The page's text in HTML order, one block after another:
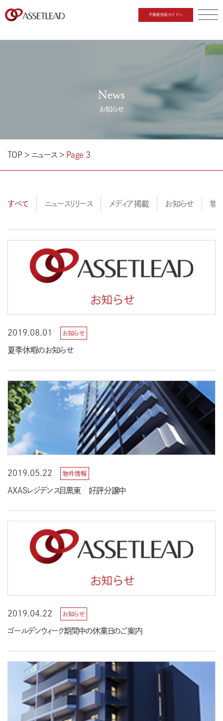
不動産投資ガイドへ
News
お知らせ
TOP＞ ニュース ＞ Page 3
すべて ニュースリリース メディア掲載 お知らせ 物
2019.08.01 お知らせ
夏季休暇のお知らせ
2019.05.22 物件情報
AXASレジデンス目黒東 好評分譲中
2019.04.22 お知らせ
ゴールデンウィーク期間中の休業日のご案内